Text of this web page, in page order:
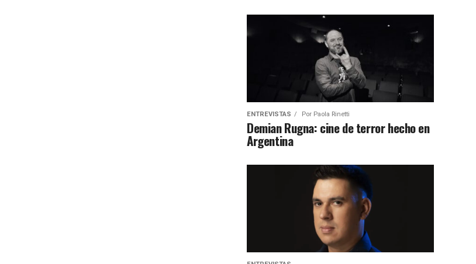
ENTREVISTAS Por Paola Rinetti
Demian Rugna: cine de terror hecho en
Argentina